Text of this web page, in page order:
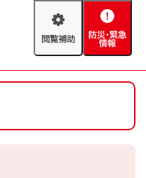
閲
助
防
緊
AED設置箇所